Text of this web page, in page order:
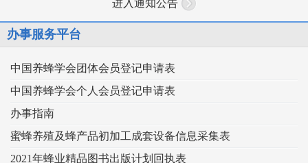
进入通知公告
办事服务平台
中国养蜂学会团体会员登记申请表
中国养蜂学会个人会员登记申请表
办事指南
蜜蜂养殖及蜂产品初加工成套设备信息采集表
2021年蜂业精品图书出版计划回执表